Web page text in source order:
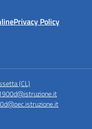
Privacy Policy
(CL)